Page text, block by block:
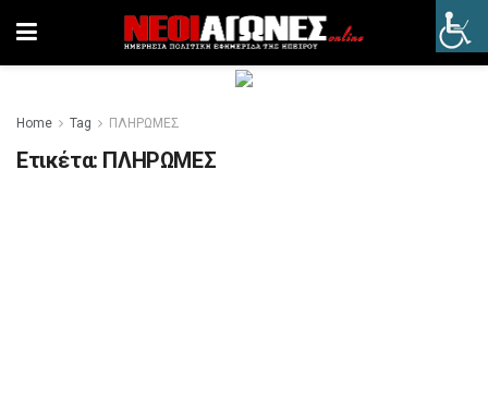
Home Tag ΠΛΗΡΩΜΕΣ
Ετικέτα: ΠΛΗΡΩΜΕΣ